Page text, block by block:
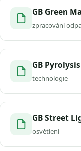
GB Green
zpracování
GB Pyrolysis
technologie
GB Street
osvětlení